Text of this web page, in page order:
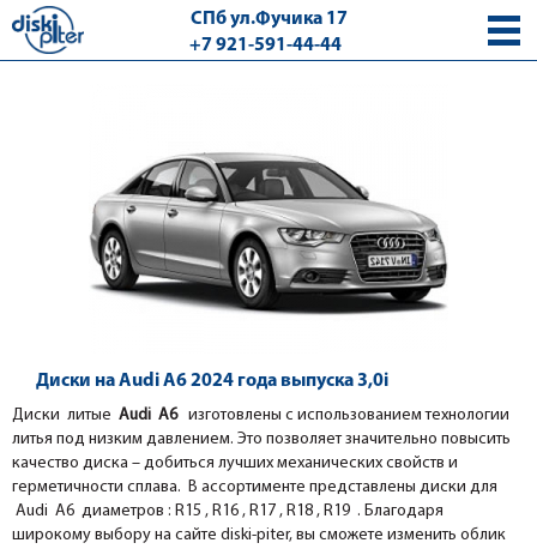
СПб ул.Фучика 17
+7 921-591-44-44
Диски на Audi A6 2024 года выпуска 3,0i
Диски литые Audi A6 изготовлены с использованием технологии
литья под низким давлением. Это позволяет значительно повысить
качество диска – добиться лучших механических свойств и
герметичности сплава. В ассортименте представлены диски для
Audi A6 диаметров : R15 , R16 , R17 , R18 , R19 . Благодаря
широкому выбору на сайте diski-piter, вы сможете изменить облик